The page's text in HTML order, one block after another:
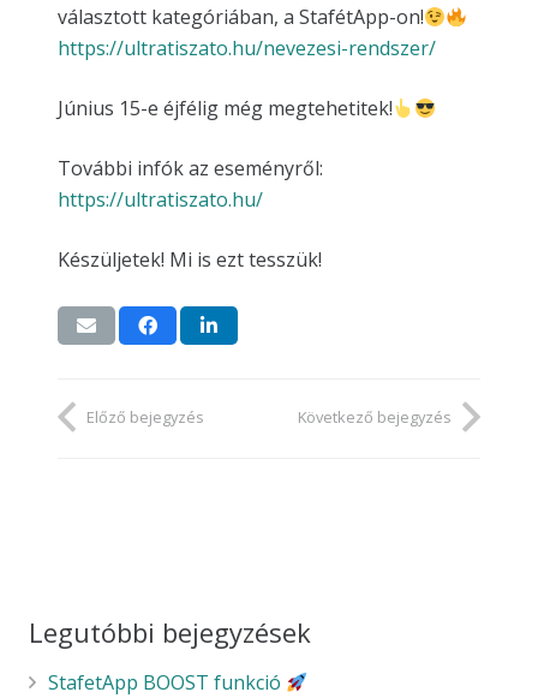
választott kategóriában, a StafétApp-on!
https://ultratiszato.hu/nevezesi-rendszer/
Június 15-e éjfélig még megtehetitek!
További infók az eseményről:
https://ultratiszato.hu/
Készüljetek! Mi is ezt tesszük!
Előző bejegyzés Következő bejegyzés
Legutóbbi bejegyzések
StafetApp BOOST funkció